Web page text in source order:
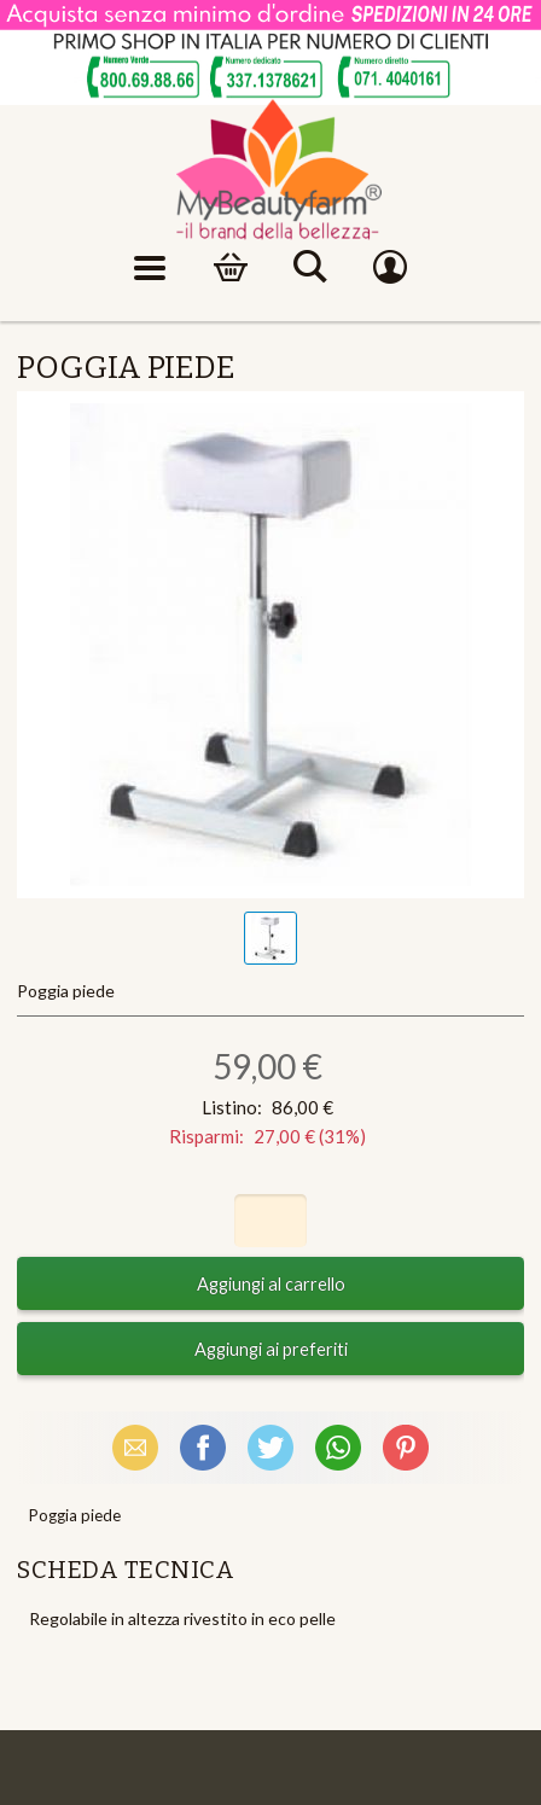
POGGIA PIEDE
Poggia piede
59,00 €
Listino: 86,00 €
Risparmi: 27,00 €(31%)
Email FacebookX (Twitter)WhatsAppPinterest
Poggia piede
SCHEDA TECNICA
Regolabile in altezza rivestito in eco pelle